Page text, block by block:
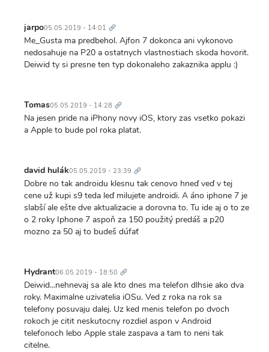
jarpo05.05.2019 - 14:01 odkaz
Me_Gusta ma predbehol. Ajfon 7 dokonca ani vykonovo
nedosahuje na P20 a ostatnych vlastnostiach skoda hovorit.
Deiwid ty si presne ten typ dokonaleho zakaznika applu :)
Tomas05.05.2019 - 14:28 odkaz
Na jesen pride na iPhony novy iOS, ktory zas vsetko pokazi
a Apple to bude pol roka platat.
david hulák05.05.2019 - 23:39 odkaz
Dobre no tak androidu klesnu tak cenovo hneď veď v tej
cene už kupi s9 teda leď milujete androidi. A áno iphone 7 je
slabší ale ešte dve aktualizacie a dorovna to. Tu ide aj o to ze
o 2 roky Iphone 7 aspoň za 150 použitý predáš a p20
mozno za 50 aj to budeš dúfať
Hydrant06.05.2019 - 18:50 odkaz
Deiwid...nehnevaj sa ale kto dnes ma telefon dlhsie ako dva
roky. Maximalne uzivatelia iOSu. Ved z roka na rok sa
telefony posuvaju dalej. Uz ked menis telefon po dvoch
rokoch je citit neskutocny rozdiel aspon v Android
telefonoch lebo Apple stale zaspava a tam to neni tak
citelne.